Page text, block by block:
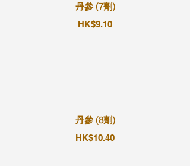
丹參 (7劑)
HK$9.10
丹參 (8劑)
HK$10.40